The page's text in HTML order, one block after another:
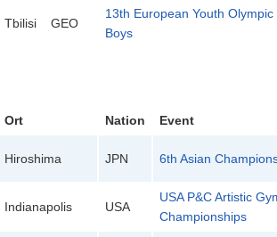
Tbilisi GEO
13th European Youth
Boys
Ort Nation Event
Hiroshima JPN 6th Asian
Indianapolis USA
USA P&C Artistic
Championships